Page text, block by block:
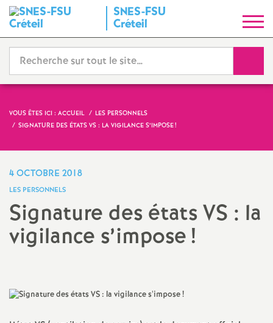
SNES-FSU
Créteil
y
n
i
a
VOUS ÊTES ICI : ACCUEIL
LES PERSONNELS
SIGNATURE DES ÉTATS VS : LA VIGILANCE S’IMPOSE!
4 OCTOBRE 2018
LES PERSONNELS
Signature des étatsVS : la
vigilance s’impose!